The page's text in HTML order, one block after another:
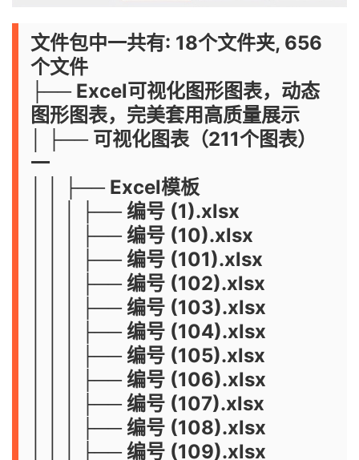
文件包中一共有: 18个文件夹, 656
个文件
├── Excel可视化图形图表，动态
图形图表，完美套用高质量展示
│ ├── 可视化图表（211个图表）
一
│ │ ├── Excel模板
│ │ │ ├── 编号 (1).xlsx
│ │ │ ├── 编号 (10).xlsx
│ │ │ ├── 编号 (101).xlsx
│ │ │ ├── 编号 (102).xlsx
│ │ │ ├── 编号 (103).xlsx
│ │ │ ├── 编号 (104).xlsx
│ │ │ ├── 编号 (105).xlsx
│ │ │ ├── 编号 (106).xlsx
│ │ │ ├── 编号 (107).xlsx
│ │ │ ├── 编号 (108).xlsx
│ │ │ ├── 编号 (109).xlsx